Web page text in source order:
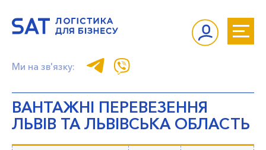
Ми на зв'язку:
ВАНТАЖНІ ПЕРЕВЕЗЕННЯ
ЛЬВІВ ТА ЛЬВІВСЬКА ОБЛАСТЬ